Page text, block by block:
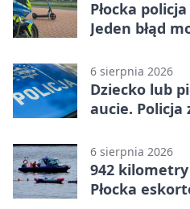
Płocka
Jeden błąd
6 sierpnia 2026
Dziecko lub
aucie. Policja
6 sierpnia 2026
942 kilometry
Płocka